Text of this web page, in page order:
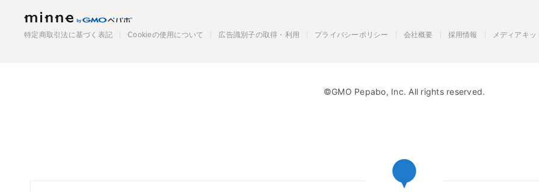
特定商取引法に基づく表記 Cookieの使用について 広告識別子の取得・利用 プライバシーポリシー 会社概要 採用情報 メディアキッ
©GMO Pepabo, Inc. All rights reserved.